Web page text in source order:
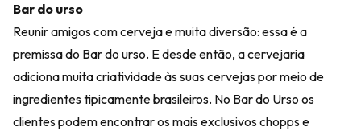
Bar do urso
Reunir amigos com cerveja e muita diversão: essa é a
premissa do Bar do urso. E desde então, a cervejaria
adiciona muita criatividade às suas cervejas por meio de
ingredientes tipicamente brasileiros. No Bar do Urso os
clientes podem encontrar os mais exclusivos chopps e